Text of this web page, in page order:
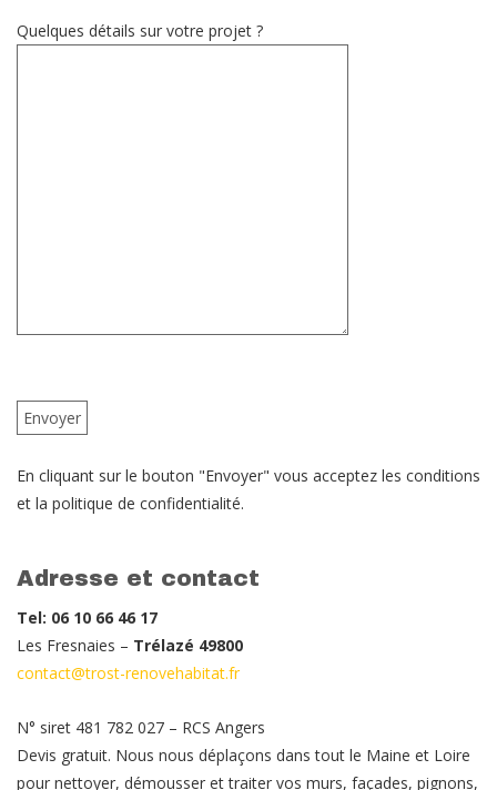
Quelques détails sur votre projet ?
En cliquant sur le bouton "Envoyer" vous acceptez les conditions
et la politique de confidentialité.
Adresse et contact
Tel: 06 10 66 46 17
Les Fresnaies – Trélazé 49800
contact@trost-renovehabitat.fr
N° siret 481 782 027 – RCS Angers
Devis gratuit. Nous nous déplaçons dans tout le Maine et Loire
pour nettoyer, démousser et traiter vos murs, façades, pignons,